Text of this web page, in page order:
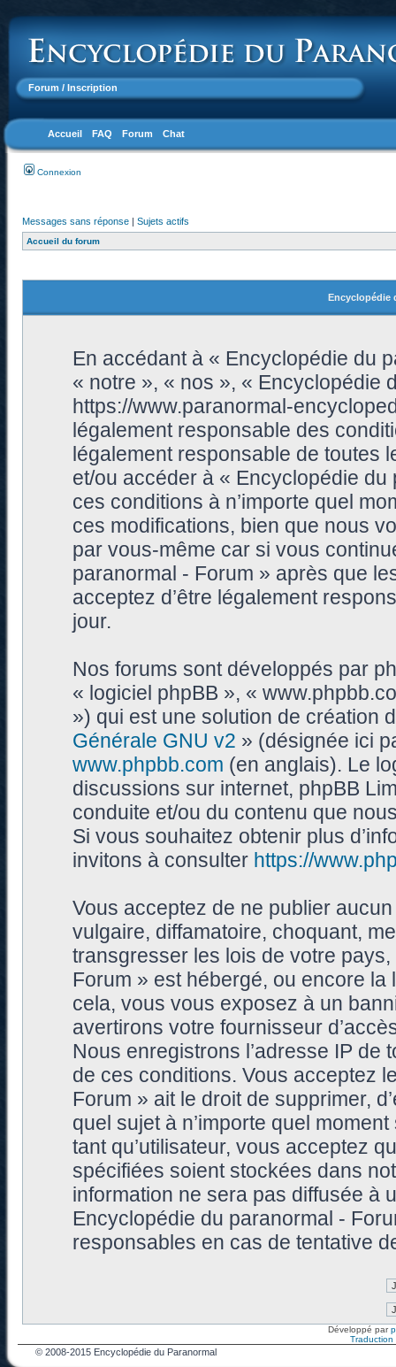
Forum / Inscription
Accueil FAQ Forum Chat
Connexion
Messages sans réponse | Sujets actifs
Accueil du forum
Encyclopédie
En accédant à « Encyclopédie du
« notre », « nos », « Encyclopédie
https://www.paranormal-
légalement responsable des
légalement responsable de toutes
et/ou accéder à « Encyclopédie
ces conditions à n’importe quel
ces modifications, bien que nous
par vous-même car si vous
paranormal - Forum » après que
acceptez d’être légalement
jour.
Nos forums sont développés par
« logiciel phpBB », «
») qui est une solution de création
Générale GNU v2 » (désignée ici
www.phpbb.com (en anglais). Le
discussions sur internet, phpBB
conduite et/ou du contenu que
Si vous souhaitez obtenir plus
invitons à consulter https://
Vous acceptez de ne publier
vulgaire, diffamatoire, choquant,
transgresser les lois de votre
Forum » est hébergé, ou encore
cela, vous vous exposez à un
avertirons votre fournisseur
Nous enregistrons l’adresse IP de
de ces conditions. Vous acceptez
Forum » ait le droit de supprimer,
quel sujet à n’importe quel
tant qu’utilisateur, vous acceptez
spécifiées soient stockées dans
information ne sera pas diffusée à
Encyclopédie du paranormal -
responsables en cas de tentative
Développé par
Traduction
© 2008-2015 Encyclopédie du Paranormal